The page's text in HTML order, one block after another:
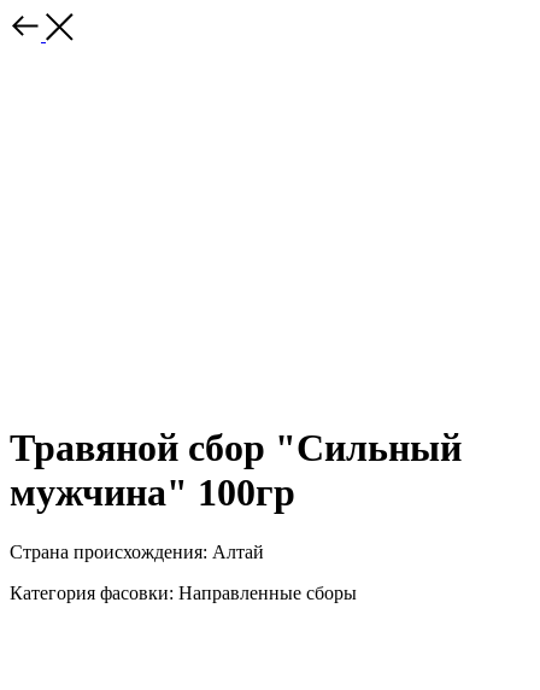
Травяной сбор "Сильный
мужчина" 100гр
Страна происхождения: Алтай
Категория фасовки: Направленные сборы